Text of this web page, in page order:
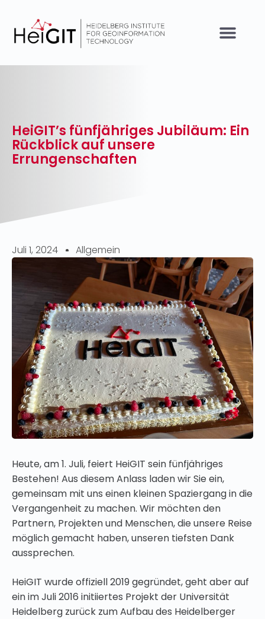
HeiGIT’s fünfjähriges Jubiläum: Ein
Rückblick auf unsere
Errungenschaften
Juli 1, 2024 Allgemein
Heute, am 1. Juli, feiert HeiGIT sein fünfjähriges
Bestehen! Aus diesem Anlass laden wir Sie ein,
gemeinsam mit uns einen kleinen Spaziergang in die
Vergangenheit zu machen. Wir möchten den
Partnern, Projekten und Menschen, die unsere Reise
möglich gemacht haben, unseren tiefsten Dank
aussprechen.
HeiGIT wurde offiziell 2019 gegründet, geht aber auf
ein im Juli 2016 initiiertes Projekt der Universität
Heidelberg zurück zum Aufbau des Heidelberger